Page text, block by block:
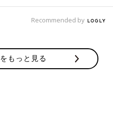
Recommended by
もっと見る